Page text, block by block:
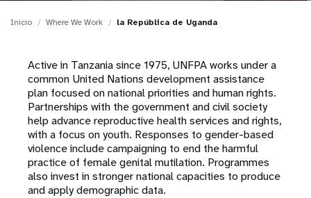
Inicio Where We Work la República de Uganda
Active in Tanzania since 1975, UNFPA works under a
common United Nations development assistance
plan focused on national priorities and human rights.
Partnerships with the government and civil society
help advance reproductive health services and rights,
with a focus on youth. Responses to gender-based
violence include campaigning to end the harmful
practice of female genital mutilation. Programmes
also invest in stronger national capacities to produce
and apply demographic data.